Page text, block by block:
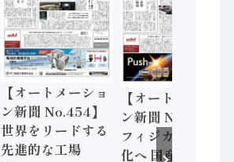
【オートメーショ
ン新聞 No.454】
世界をリードする
先進的な工場
【オートメーショ
ン新聞 No.453】
フィジカルAI本格
化へ 国産AI開発